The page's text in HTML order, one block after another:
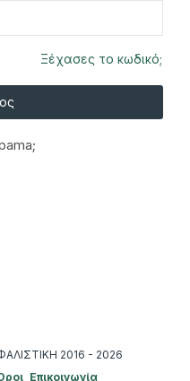
Ξέχασες το κωδικό;
2016 - 2026
Επικοινωνία